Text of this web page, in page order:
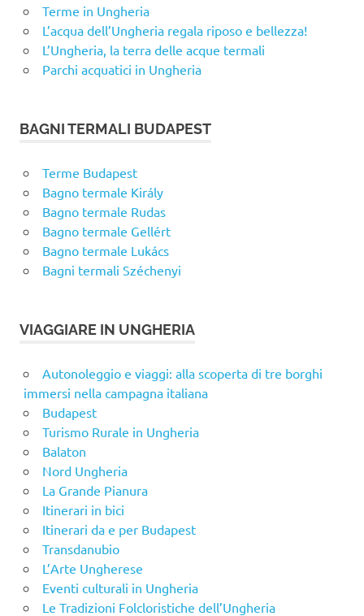
Terme in Ungheria
L’acqua dell’Ungheria regala riposo e bellezza!
L’Ungheria, la terra delle acque termali
Parchi acquatici in Ungheria
BAGNI TERMALI BUDAPEST
Terme Budapest
Bagno termale Király
Bagno termale Rudas
Bagno termale Gellért
Bagno termale Lukács
Bagni termali Széchenyi
VIAGGIARE IN UNGHERIA
Autonoleggio e viaggi: alla scoperta di tre borghi
immersi nella campagna italiana
Budapest
Turismo Rurale in Ungheria
Balaton
Nord Ungheria
La Grande Pianura
Itinerari in bici
Itinerari da e per Budapest
Transdanubio
L’Arte Ungherese
Eventi culturali in Ungheria
Le Tradizioni Folcloristiche dell’Ungheria